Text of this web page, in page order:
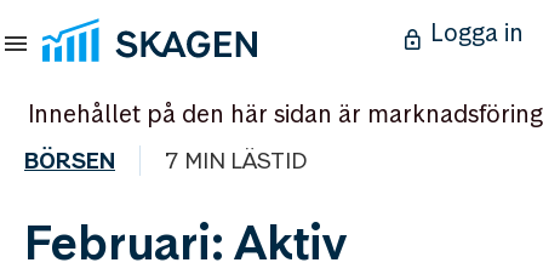
Logga in
Innehållet på den här sidan är marknadsföring
BÖRSEN 7 MIN LÄSTID
Februari: Aktiv